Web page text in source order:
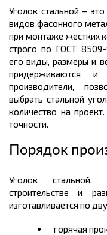
Уголок стальной –
видов фасонного
при монтаже жестких
строго по ГОСТ 8509-
его виды,размеры и
придерживаются и
производители,
выбрать стальной
количество на
точности.
Порядок
Уголок стальной,
строительстве и
изготавливается по
горячая